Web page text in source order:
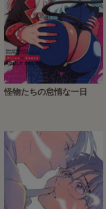
怪物たちの怠惰な一日